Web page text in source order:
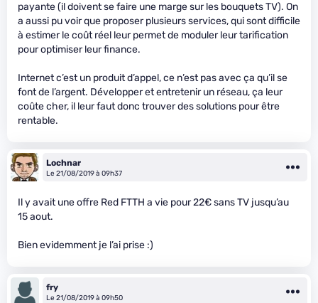
payante (il doivent se faire une marge sur les bouquets TV). On
a aussi pu voir que proposer plusieurs services, qui sont difficile
à estimer le coût réel leur permet de moduler leur tarification
pour optimiser leur finance.
Internet c’est un produit d’appel, ce n’est pas avec ça qu’il se
font de l’argent. Développer et entretenir un réseau, ça leur
coûte cher, il leur faut donc trouver des solutions pour être
rentable.
Lochnar
Le 21/08/2019 à 09h37
Il y avait une offre Red FTTH a vie pour 22€ sans TV jusqu’au
15 aout.
Bien evidemment je l’ai prise :)
fry
Le 21/08/2019 à 09h50